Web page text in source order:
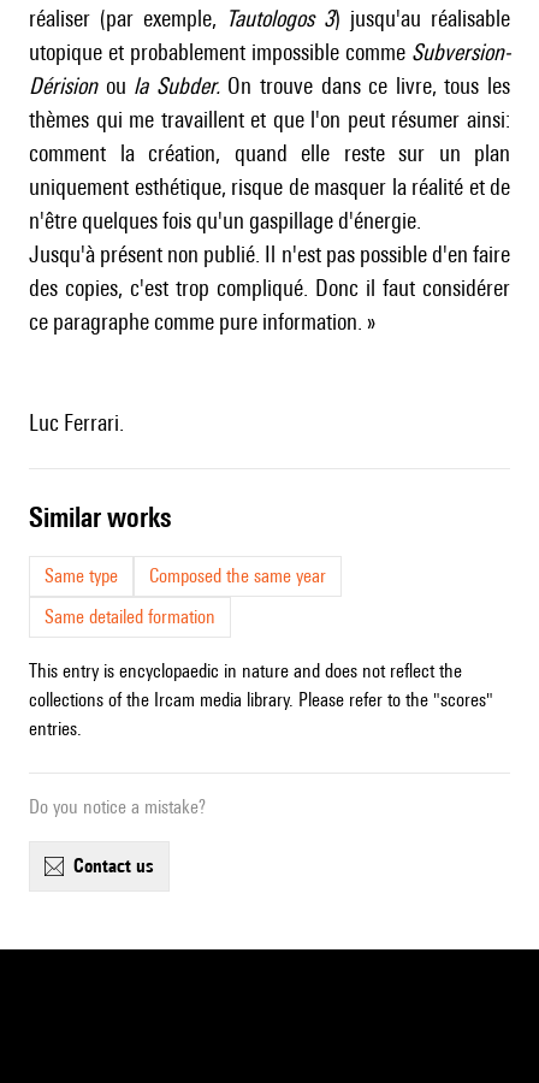
réaliser (par exemple, Tautologos 3) jusqu'au réalisable
utopique et probablement impossible comme Subversion-
Dérision ou la Subder.On trouve dans ce livre, tous les
thèmes qui me travaillent et que l'on peut résumer ainsi:
comment la création, quand elle reste sur un plan
uniquement esthétique, risque de masquer la réalité et de
n'être quelques fois qu'un gaspillage d'énergie.
Jusqu'à présent non publié. Il n'est pas possible d'en faire
des copies, c'est trop compliqué. Donc il faut considérer
ce paragraphe comme pure information. »
Luc Ferrari.
similar works
Same type
Composed the same year
Same detailed formation
This entry is encyclopaedic in nature and does not reflect the
collections of the Ircam media library. Please refer to the "scores"
entries.
Do you notice a mistake?
contact us